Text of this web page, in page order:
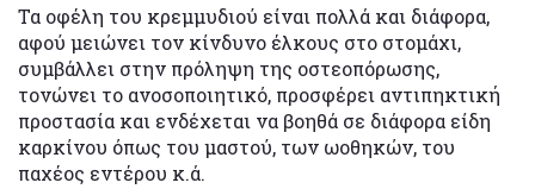
Τα οφέλη του κρεμμυδιού είναι πολλά και διάφορα,
αφού μειώνει τον κίνδυνο έλκους στο στομάχι,
συμβάλλει στην πρόληψη της οστεοπόρωσης,
τονώνει το ανοσοποιητικό, προσφέρει αντιπηκτική
προστασία και ενδέχεται να βοηθά σε διάφορα είδη
καρκίνου όπως του μαστού, των ωοθηκών, του
παχέος εντέρου κ.ά.